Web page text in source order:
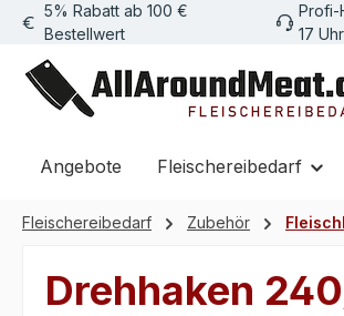
Hauptinhalt springen
Zur Suche springen
Zur Hauptnavigation springen
5% Rabatt ab 100 €
Bestellwert
Profi-
17 Uhr
Angebote Fleischereibedarf
Fleischereibedarf Zubehör
Drehhaken